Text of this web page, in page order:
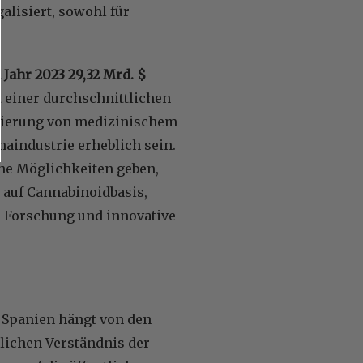
sowohl für
2023 29,32 Mrd. $
einer durchschnittlichen
von medizinischem
erheblich sein.
Möglichkeiten geben,
Cannabinoidbasis,
und innovative
hängt von den
Verständnis der